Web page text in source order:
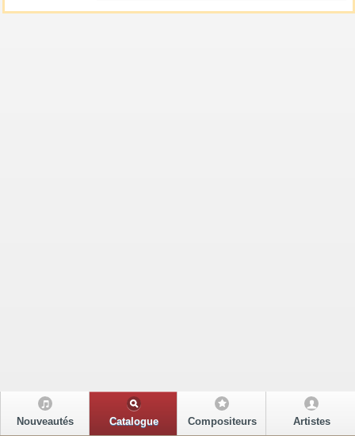
Nouveautés Catalogue Compositeurs Artistes